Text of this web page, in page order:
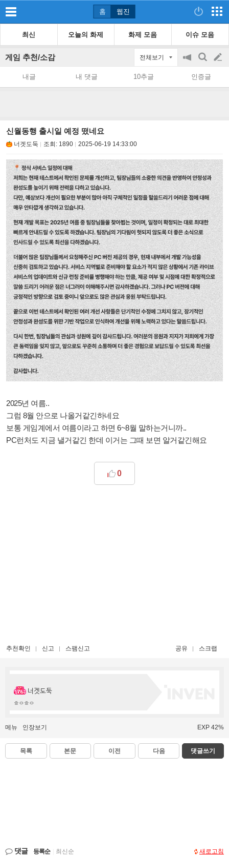
홈 웹진
최신 오늘의 화제 화제 모음 이슈 모음
게임 추천/소감 전체보기
공
on/off
검
색
글
쓰
내글 내 댓글 10추글 인증글
신월동행 출시일 예정 떴네요
너겟도둑 조회: 1890 2025-06-19 14:33:00
2025년 여름..
그럼 8월 안으로 나올거같긴하네요
보통 게임계에서 여름이라고 하면 6~8월 말하는거니까..
PC런처도 지금 낼거같긴 한데 이거는 그때 보면 알거같긴해요
0
추천확인 신고 스팸신고 공유 스크랩
너겟도둑
ㅎㅇㅎㅇ
메뉴 인장보기 EXP 42%
목록 본문 이전 다음 댓글쓰기
댓글 등록순 최신순 새로고침